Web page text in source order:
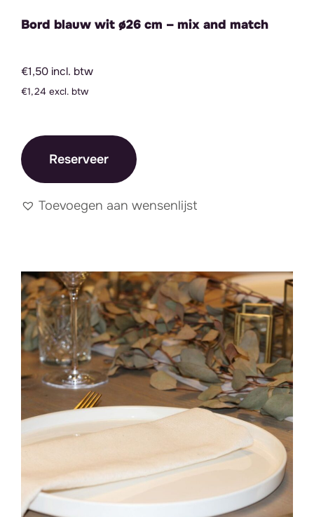
Bord blauw wit ø26 cm – mix and match
€1,50 incl. btw
€1,24 excl. btw
Reserveer
Toevoegen aan wensenlijst